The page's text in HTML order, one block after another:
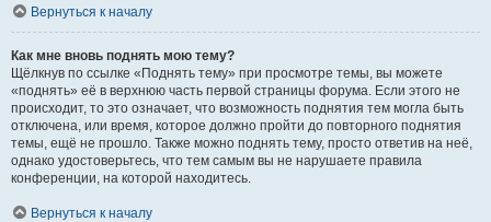
Вернуться к началу
Как мне вновь поднять мою тему?
Щёлкнув по ссылке «Поднять тему» при просмотре темы, вы можете
«поднять» её в верхнюю часть первой страницы форума. Если этого не
происходит, то это означает, что возможность поднятия тем могла быть
отключена, или время, которое должно пройти до повторного поднятия
темы, ещё не прошло. Также можно поднять тему, просто ответив на неё,
однако удостоверьтесь, что тем самым вы не нарушаете правила
конференции, на которой находитесь.
Вернуться к началу